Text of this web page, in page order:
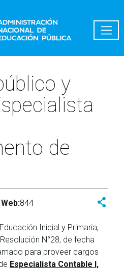
y
de
844
Inicial y Primaria,
N°28, de fecha
para proveer cargos
Especialista Contable I,